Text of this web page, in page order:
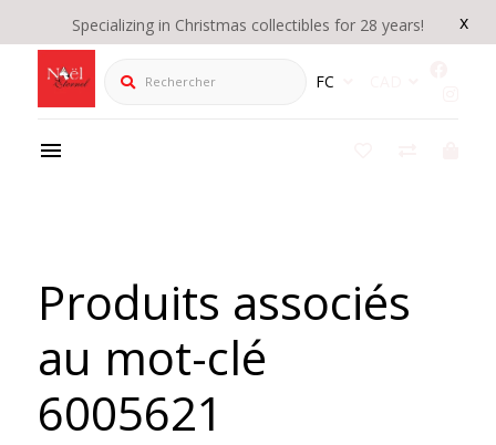
x
Specializing in Christmas collectibles for 28 years!
Rechercher FC
Produits associés
au mot-clé
6005621